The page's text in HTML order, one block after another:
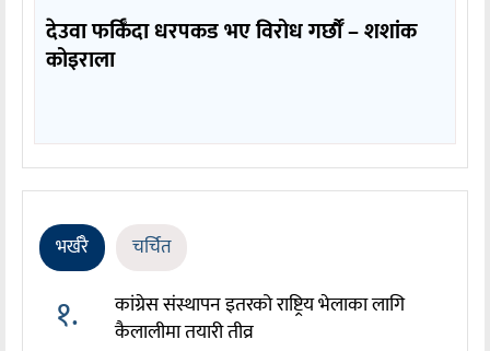
देउवा फर्किँदा धरपकड भए विरोध गर्छौँं – शशांक
कोइराला
भर्खरै चर्चित
१.
कांग्रेस संस्थापन इतरको राष्ट्रिय भेलाका लागि
कैलालीमा तयारी तीव्र